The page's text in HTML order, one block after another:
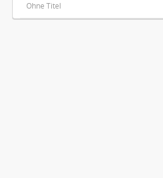
Ohne Titel